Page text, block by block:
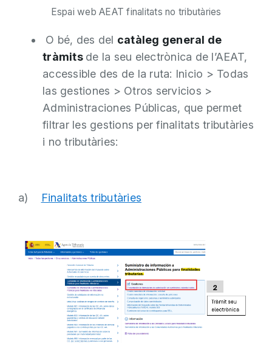
Espai web AEAT finalitats no tributàries
O bé, des del catàleg general de
tràmits de la seu electrònica de l’AEAT,
accessible des de la ruta: Inicio > Todas
las gestiones > Otros servicios >
Administraciones Públicas, que permet
filtrar les gestions per finalitats tributàries
i no tributàries:
a) Finalitats tributàries